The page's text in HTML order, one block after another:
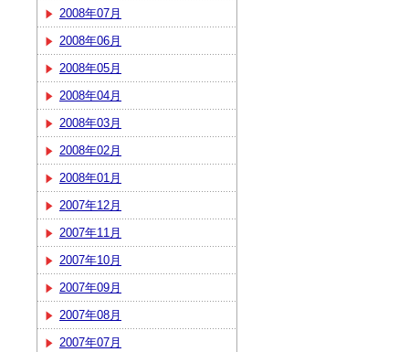
2008年07月
2008年06月
2008年05月
2008年04月
2008年03月
2008年02月
2008年01月
2007年12月
2007年11月
2007年10月
2007年09月
2007年08月
2007年07月